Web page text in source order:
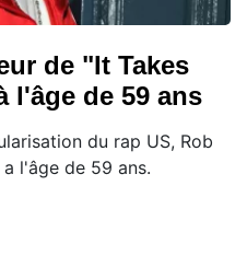
de "It Takes
l'âge de 59 ans
du rap US, Rob
l'âge de 59 ans.